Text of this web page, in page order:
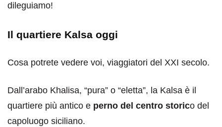
dileguiamo!
Il quartiere Kalsa oggi
Cosa potrete vedere voi, viaggiatori del XXI secolo.
Dall’arabo Khalisa, “pura” o “eletta”, la Kalsa è il
quartiere più antico e perno del centro storico del
capoluogo siciliano.